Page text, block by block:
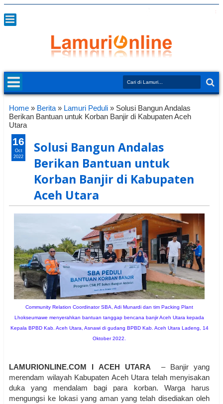
Home » Berita » Lamuri Peduli » Solusi Bangun Andalas
Berikan Bantuan untuk Korban Banjir di Kabupaten Aceh
Utara
Solusi Bangun Andalas
Berikan Bantuan untuk
Korban Banjir di Kabupaten
Aceh Utara
Community Relation Coordinator SBA, Adi Munardi dan tim Packing Plant
Lhokseumawe menyerahkan bantuan tanggap bencana banjir Aceh Utara kepada
Kepala BPBD Kab. Aceh Utara, Asnawi di gudang BPBD Kab. Aceh Utara Ladeng, 14
Oktober 2022.
LAMURIONLINE.COM I ACEH UTARA – Banjir yang
merendam wilayah Kabupaten Aceh Utara telah menyisakan
duka yang mendalam bagi para korban. Warga harus
mengungsi ke lokasi yang aman yang telah disediakan oleh
16
Oct
2022